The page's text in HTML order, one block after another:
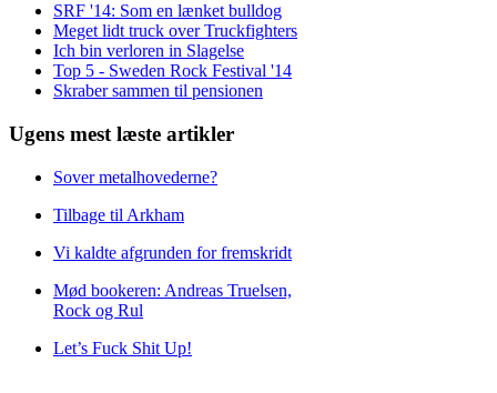
SRF '14: Som en lænket bulldog
Meget lidt truck over Truckfighters
Ich bin verloren in Slagelse
Top 5 - Sweden Rock Festival '14
Skraber sammen til pensionen
Ugens mest læste artikler
Sover metalhovederne?
Tilbage til Arkham
Vi kaldte afgrunden for fremskridt
Mød bookeren: Andreas Truelsen,
Rock og Rul
Let’s Fuck Shit Up!